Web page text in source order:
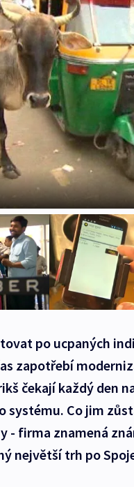
po ucpaných
zapotřebí
čekají každý den
systému. Co jim
- firma znamená
největší trh po